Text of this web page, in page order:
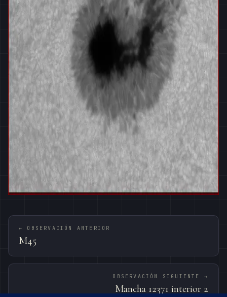
← OBSERVACIÓN ANTERIOR
M45
OBSERVACIÓN SIGUIENTE →
Mancha 12371 interior 2